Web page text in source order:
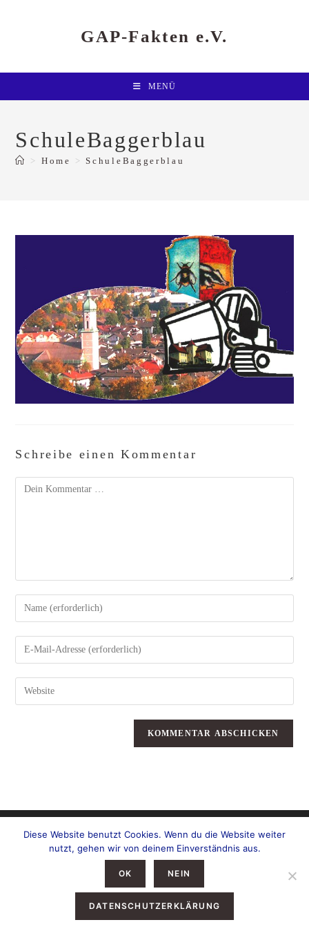
GAP-Fakten e.V.
MENÜ
SchuleBaggerblau
> Home > SchuleBaggerblau
Schreibe einen Kommentar
Kommentar
Gib
deinen
Namen
oder
zum
Kommentieren
ein
Gib
deine
E-
Mail-
zum
Kommentieren
ein
Gib
deine
Website-
URL
Diese Website benutzt Cookies. Wenn du die Website weiter
nutzt, gehen wir von deinem Einverständnis aus.
OK NEIN
DATENSCHUTZERKLÄRUNG